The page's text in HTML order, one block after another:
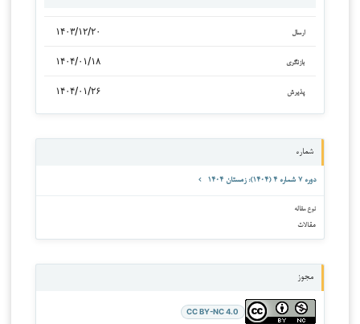
ارسال ۱۴۰۳/۱۲/۲۰
بازنگری ۱۴۰۴/۰۱/۱۸
پذیرش ۱۴۰۴/۰۱/۲۶
شماره
دوره ۷ شماره ۴ (۱۴۰۴): زمستان ۱۴۰۴
نوع مقاله
مقالات
مجوز
CC BY-NC 4.0